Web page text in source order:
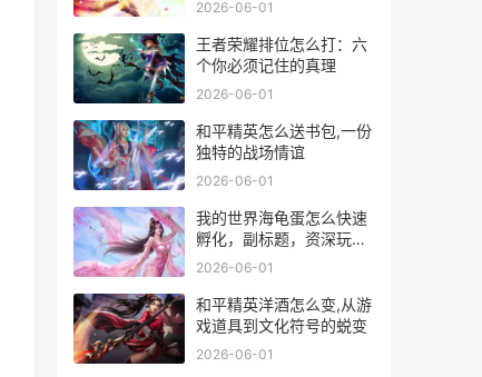
2026-06-01
王者荣耀排位怎么打：六
个你必须记住的真理
2026-06-01
和平精英怎么送书包,一份
独特的战场情谊
2026-06-01
我的世界海龟蛋怎么快速
孵化，副标题，资深玩家
孵化与保护全攻略
2026-06-01
和平精英洋酒怎么变,从游
戏道具到文化符号的蜕变
2026-06-01